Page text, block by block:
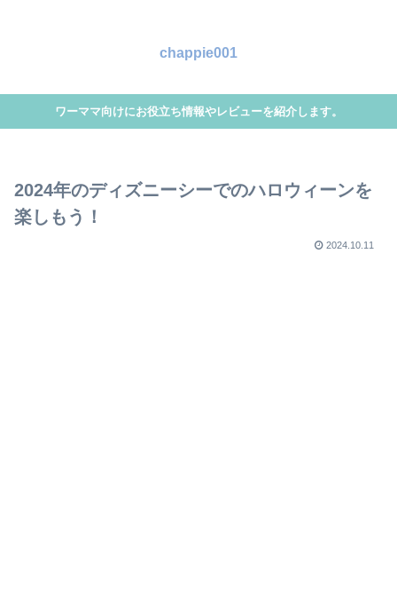
chappie001
ワーママ向けにお役立ち情報やレビューを紹介します。
2024年のディズニーシーでのハロウィーンを
楽しもう！
2024.10.11